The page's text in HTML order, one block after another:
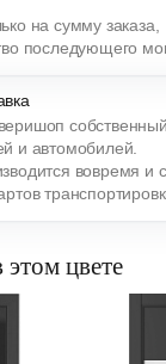
на сумму заказа,
последующего
собственный
и автомобилей.
вовремя и
цвете